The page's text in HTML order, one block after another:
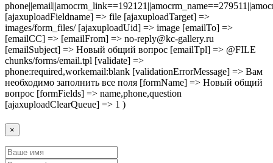
[ajaxuploadFieldname] => file [ajaxuploadTarget] =>
images/form_files/ [ajaxuploadUid] => image [emailTo] =>
[emailCC] => [emailFrom] => no-reply@kc-gallery.ru
[emailSubject] => Новый общий вопрос [emailTpl] => @FILE
chunks/forms/email.tpl [validate] =>
phone:required,workemail:blank [validationErrorMessage] => Вам
необходимо заполнить все поля [formName] => Новый общий
вопрос [formFields] => name,phone,question
[ajaxuploadClearQueue] => 1 )
×